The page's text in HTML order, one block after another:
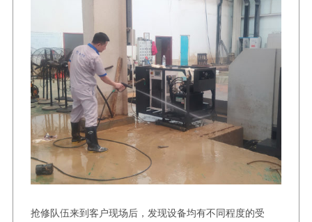
抢修队伍来到客户现场后，发现设备均有不同程度的受